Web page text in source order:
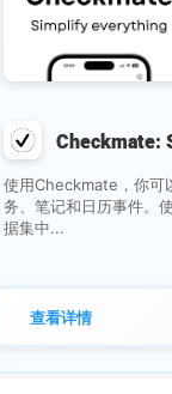
Checkmate:
使用Checkmate，你可
务、笔记和日历事件。
据集中...
查看详情